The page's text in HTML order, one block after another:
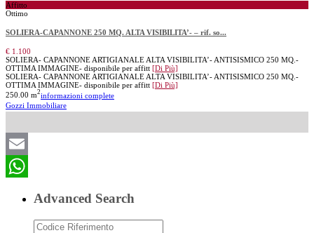
Affitto
Ottimo
SOLIERA-CAPANNONE 250 MQ. ALTA VISIBILITA’- – rif. so...
€ 1.100
SOLIERA- CAPANNONE ARTIGIANALE ALTA VISIBILITA’- ANTISISMICO 250 MQ.-
OTTIMA IMMAGINE- disponibile per affitt [Di Più]
SOLIERA- CAPANNONE ARTIGIANALE ALTA VISIBILITA’- ANTISISMICO 250 MQ.-
OTTIMA IMMAGINE- disponibile per affitt [Di Più]
250.00 m2informazioni complete
Gozzi Immobiliare
Email
Advanced Search